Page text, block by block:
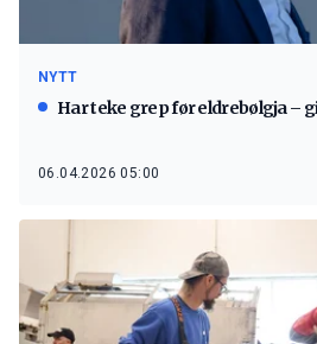
NYTT
Har teke grep før eldrebølgja –
06.04.2026 05:00